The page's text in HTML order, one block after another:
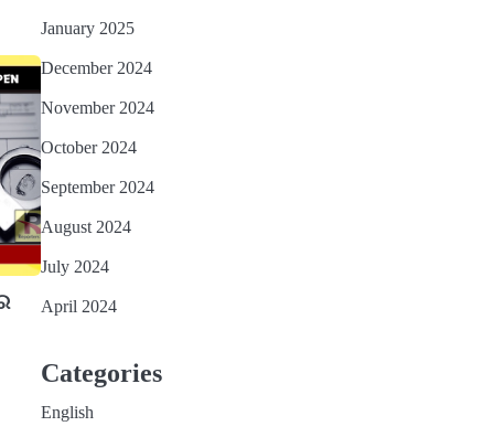
January 2025
December 2024
November 2024
October 2024
September 2024
August 2024
July 2024
April 2024
Categories
English